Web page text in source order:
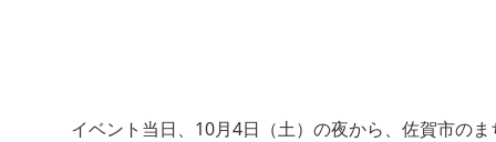
イベント当日、10月4日（土）の夜から、佐賀市の